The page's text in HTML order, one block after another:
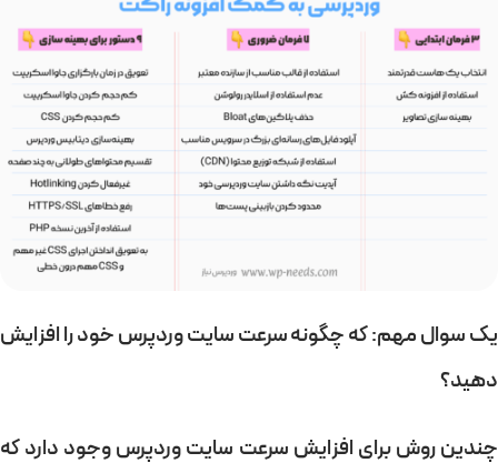
یک سوال مهم: که چگونه سرعت سایت وردپرس خود را افزایش
دهید؟
چندین روش برای افزایش سرعت سایت وردپرس وجود دارد که